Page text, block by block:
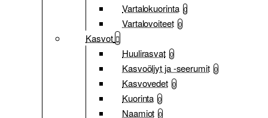
Vartalokuorinta 0
Vartalovoiteet 0
Kasvot
Huulirasvat 0
Kasvoöljyt ja -seerumit 0
Kasvovedet 0
Kuorinta 0
Naamiot 0